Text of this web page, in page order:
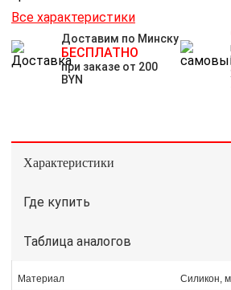
Все характеристики
Доставим по Минску
БЕСПЛАТНО
при заказе от 200
BYN
Характеристики
Где купить
Таблица аналогов
Материал Силикон,